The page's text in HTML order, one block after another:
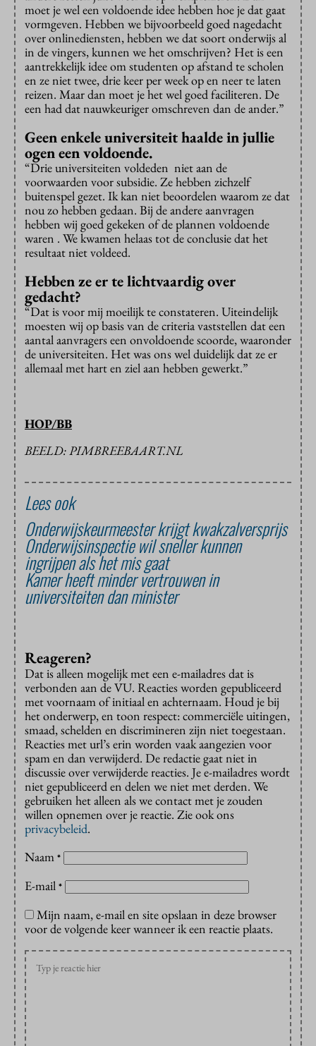
moet je wel een voldoende idee hebben hoe je dat gaat
vormgeven. Hebben we bijvoorbeeld goed nagedacht
over onlinediensten, hebben we dat soort onderwijs al
in de vingers, kunnen we het omschrijven? Het is een
aantrekkelijk idee om studenten op afstand te scholen
en ze niet twee, drie keer per week op en neer te laten
reizen. Maar dan moet je het wel goed faciliteren. De
een had dat nauwkeuriger omschreven dan de ander.”
Geen enkele universiteit haalde in jullie
ogen een voldoende.
“Drie universiteiten voldeden niet aan de
voorwaarden voor subsidie. Ze hebben zichzelf
buitenspel gezet. Ik kan niet beoordelen waarom ze dat
nou zo hebben gedaan. Bij de andere aanvragen
hebben wij goed gekeken of de plannen voldoende
waren . We kwamen helaas tot de conclusie dat het
resultaat niet voldeed.
Hebben ze er te lichtvaardig over
gedacht?
“Dat is voor mij moeilijk te constateren. Uiteindelijk
moesten wij op basis van de criteria vaststellen dat een
aantal aanvragers een onvoldoende scoorde, waaronder
de universiteiten. Het was ons wel duidelijk dat ze er
allemaal met hart en ziel aan hebben gewerkt.”
HOP/BB
BEELD: PIMBREEBAART.NL
Lees ook
Onderwijskeurmeester krijgt kwakzalversprijs
Onderwijsinspectie wil sneller kunnen
ingrijpen als het mis gaat
Kamer heeft minder vertrouwen in
universiteiten dan minister
Reageren?
Dat is alleen mogelijk met een e-mailadres dat is
verbonden aan de VU. Reacties worden gepubliceerd
met voornaam of initiaal en achternaam. Houd je bij
het onderwerp, en toon respect: commerciële uitingen,
smaad, schelden en discrimineren zijn niet toegestaan.
Reacties met url’s erin worden vaak aangezien voor
spam en dan verwijderd. De redactie gaat niet in
discussie over verwijderde reacties. Je e-mailadres wordt
niet gepubliceerd en delen we niet met derden. We
gebruiken het alleen als we contact met je zouden
willen opnemen over je reactie. Zie ook ons
privacybeleid.
Naam *
E-mail *
Mijn naam, e-mail en site opslaan in deze browser
voor de volgende keer wanneer ik een reactie plaats.